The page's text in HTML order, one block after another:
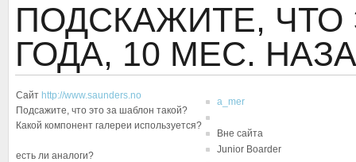
ПОДСКАЖИТЕ,
ГОДА, 10 МЕС.
Сайт http://www.saunders.no
Подсажите, что это за шаблон такой?
Какой компонент галереи используется?
есть ли аналоги?
a_mer
Вне сайта
Junior Boarder